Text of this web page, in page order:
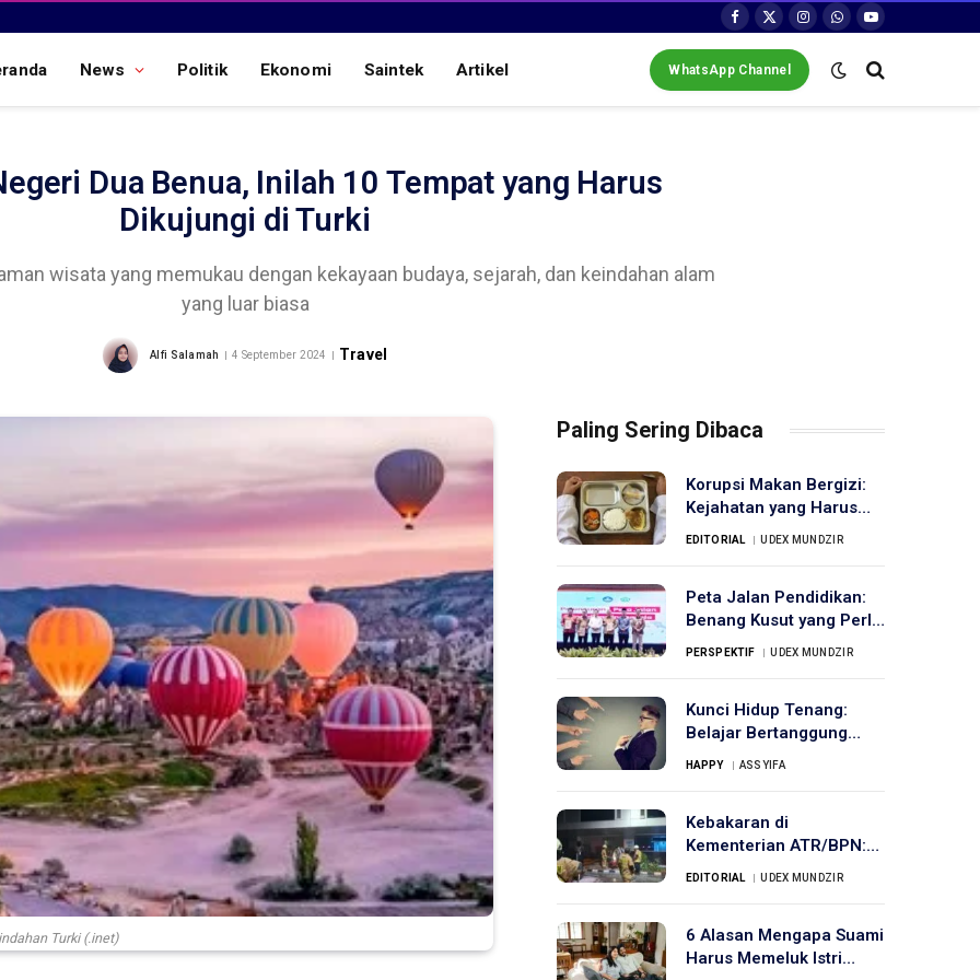
Facebook
X
(Twitter)
Instagram
WhatsApp
YouTube
News Politik Ekonomi Saintek Artikel WhatsApp Channel
Dua Benua, Inilah 10 Tempat yang Harus
Dikujungi di Turki
wisata yang memukau dengan kekayaan budaya, sejarah, dan keindahan alam
yang luar biasa
Alfi Salamah 4 September 2024 Travel
Turki (.inet)
Paling Sering Dibaca
Korupsi Makan Bergizi:
Kejahatan yang Harus
Dihabisi
EDITORIAL UDEX MUNDZIR
Peta Jalan Pendidikan:
Benang Kusut yang Perlu
Diurai
PERSPEKTIF UDEX MUNDZIR
Kunci Hidup Tenang:
Belajar Bertanggung
Jawab pada Diri Sendiri
HAPPY ASSYIFA
Kebakaran di
Kementerian ATR/BPN:
Asap Padam, Kecurigaan
EDITORIAL UDEX MUNDZIR
6 Alasan Mengapa Suami
Harus Memeluk Istri